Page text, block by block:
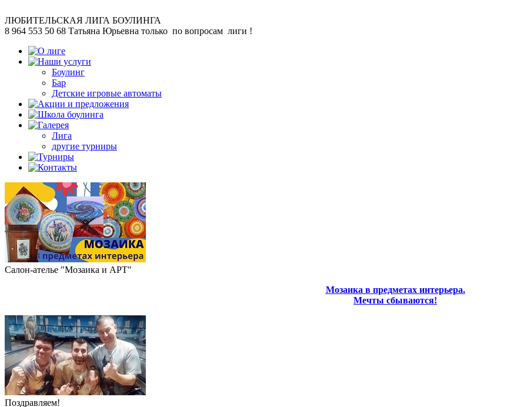
ЛЮБИТЕЛЬСКАЯ ЛИГА БОУЛИНГА
8 964 553 50 68 Татьяна Юрьевна только по вопросам лиги !
Боулинг
Бар
Детские игровые автоматы
Лига
другие турниры
Салон-ателье "Мозаика и АРТ"
Мозаика в предметах интерьера.
Мечты сбываются!
Поздравляем!